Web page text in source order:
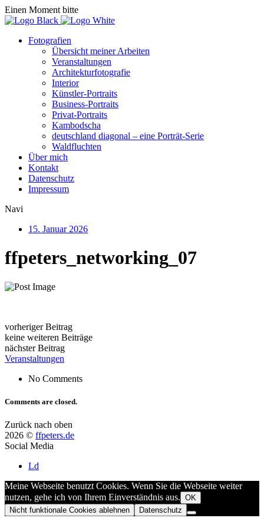
Einen Moment bitte
Fotografien
Übersicht meiner Arbeiten
Veranstaltungen
Architekturfotografie
Interior
Künstler-Portraits
Business-Portraits
Privat-Portraits
Kambodscha
deutschland diagonal – eine Porträt-Serie
Waldfluchten
Über mich
Kontakt
Datenschutz
Impressum
Navi
15. Januar 2026
ffpeters_networking_07
vorheriger Beitrag
keine weiteren Beiträge
nächster Beitrag
Veranstaltungen
No Comments
Comments are closed.
Zurück nach oben
2026 © ffpeters.de
Social Media
Ld
Meine Webseite benutzt Cookies. Wenn Sie die Webseite weiter
nutzen, gehe ich von Ihrem Einverständnis aus. OK
Nicht funktionale Cookies ablehnen
Datenschutz